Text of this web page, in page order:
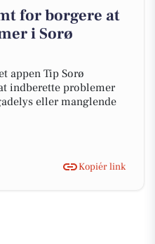
for borgere at
i Sorø
appen Tip Sorø
indberette problemer
eller manglende
Kopiér link